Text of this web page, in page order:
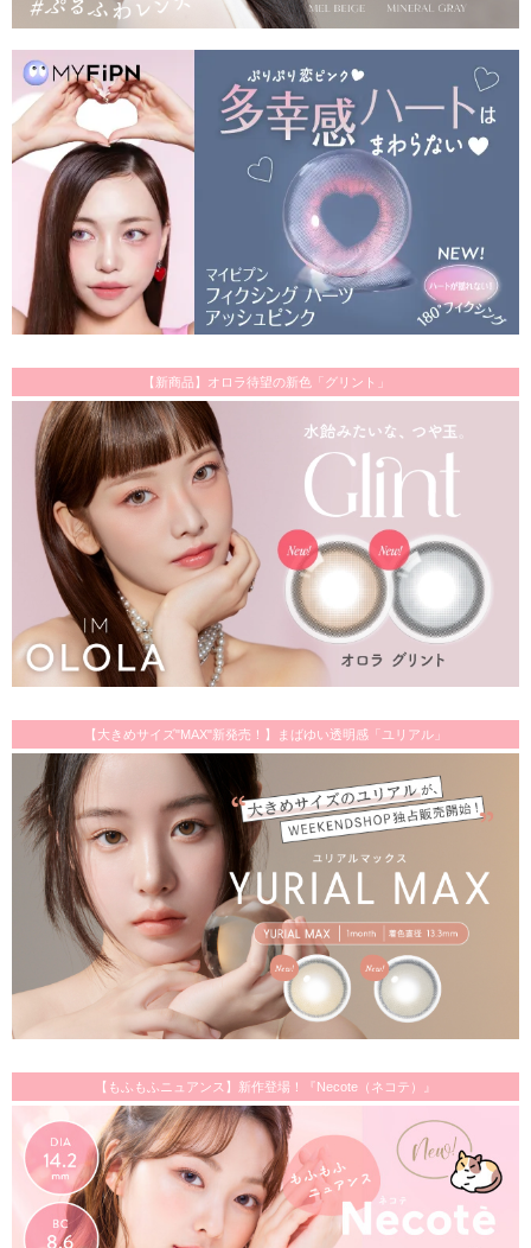
【新商品】オロラ待望の新色「グリント」
【大きめサイズ"MAX"新発売！】まばゆい透明感「ユリアル」
【もふもふニュアンス】新作登場！『Necote（ネコテ）』